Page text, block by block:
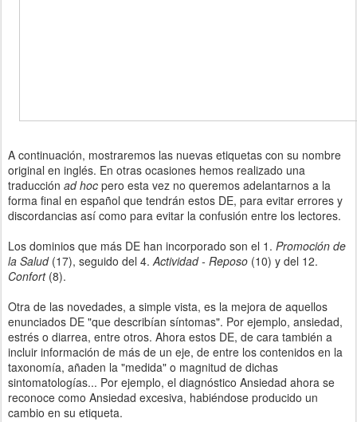
A continuación, mostraremos las nuevas etiquetas con su nombre
original en inglés. En otras ocasiones hemos realizado una
traducción ad hoc pero esta vez no queremos adelantarnos a la
forma final en español que tendrán estos DE, para evitar errores y
discordancias así como para evitar la confusión entre los lectores.
Los dominios que más DE han incorporado son el 1. Promoción de
la Salud(17), seguido del 4.Actividad - Reposo (10) y del 12.
Confort (8).
Otra de las novedades, a simple vista, es la mejora de aquellos
enunciados DE "que describían síntomas". Por ejemplo, ansiedad,
estrés o diarrea, entre otros. Ahora estos DE, de cara también a
incluir información de más de un eje, de entre los contenidos en la
taxonomía, añaden la "medida" o magnitud de dichas
sintomatologías... Por ejemplo, el diagnóstico Ansiedad ahora se
reconoce como Ansiedad excesiva, habiéndose producido un
cambio en su etiqueta.